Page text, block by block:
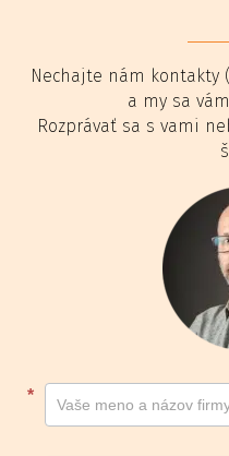
Nechajte nám
a my sa
Rozprávať sa s vami
Kontakt
footer
*